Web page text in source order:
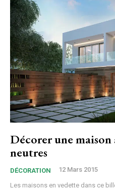
Décorer une maison
neutres
DÉCORATION 12 Mars 2015
Les maisons en vedette dans ce